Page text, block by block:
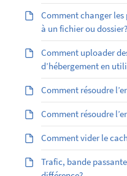
Comment changer
à un fichier ou dossier?
Comment uploader
d’hébergement en
Comment résoudre
Comment résoudre
Comment vider le
Trafic, bande